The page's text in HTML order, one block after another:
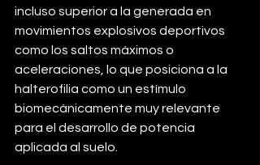
incluso superior a la generada en
movimientos explosivos deportivos
como los saltos máximos o
aceleraciones, lo que posiciona a la
halterofilia como un estímulo
biomecánicamente muy relevante
para el desarrollo de potencia
aplicada al suelo.